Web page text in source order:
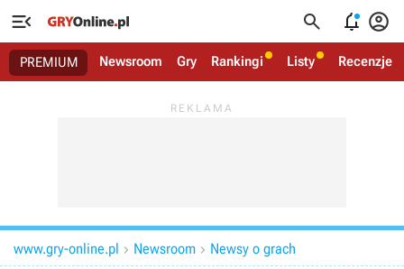
   
PREMIUM Newsroom Gry Rankingi Listy Recenzje
www.gry-online.pl  Newsroom  Newsy o grach